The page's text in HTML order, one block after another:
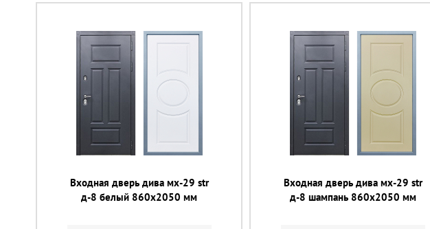
Входная дверь дива мх-29 str
д-8 белый 860х2050 мм
Входная дверь дива мх-29 str
д-8 шампань 860х2050 мм